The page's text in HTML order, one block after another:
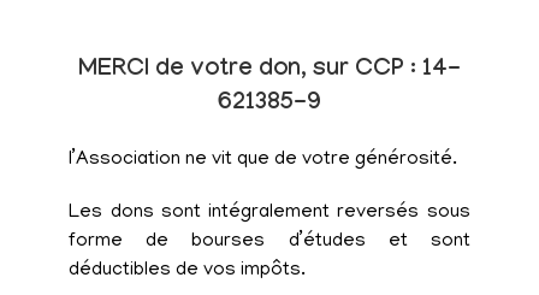
MERCI de votre don, sur CCP : 14-
621385-9
l’Association ne vit que de votre générosité.
Les dons sont intégralement reversés sous
forme de bourses d’études et sont
déductibles de vos impôts.